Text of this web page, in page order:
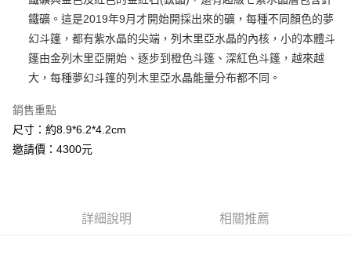
街口支付
悠遊付
ATM付款
全家取貨付款
每筆NT$80，滿NT$3,000(含以上)免運費
賣家宅配幫您送（台灣）
鐵礦。這是2019年9月才開始開採出來的礦，每種不同顏色的夢
幻斗篷，都有紫水晶的尖端，列木里亞水晶的內核，小的本體斗
篷由金列木里亞開始、逐步到橙色斗篷、深紅色斗篷，越來越
大，每種夢幻斗篷的列木里亞水晶能量分布都不同。
銷售重點
尺寸：約8.9*6.2*4.2cm
邀請價：4300元
詳細說明 相關推薦